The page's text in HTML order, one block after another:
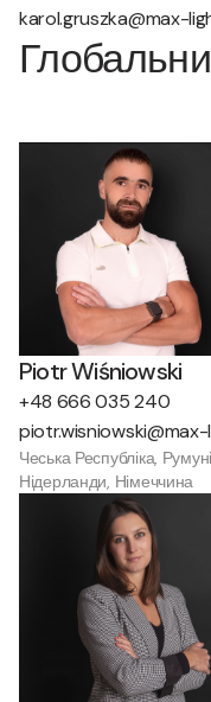
karol.gruszka@max-
Piotr Wiśniowski
+48 666 035 240
Чеська Республіка,
Нідерланди, Німеччина